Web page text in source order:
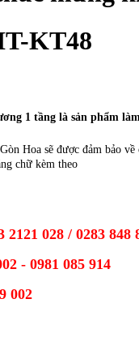
KT48
1 tầng là sản phẩm
Hoa sẽ được đảm bảo về
chữ kèm theo
028 / 0283 848
- 0981 085 914
002